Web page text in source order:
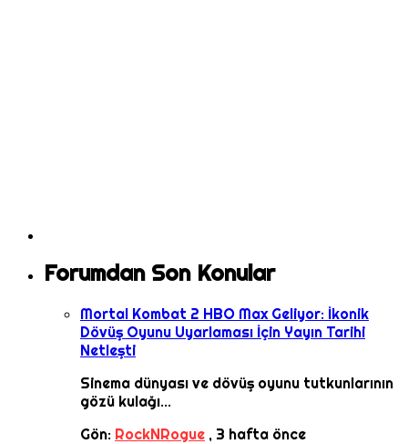
Forumdan Son Konular
Mortal Kombat 2 HBO Max Geliyor: İkonik
Dövüş Oyunu Uyarlaması İçin Yayın Tarihi
Netleşti
Sinema dünyası ve dövüş oyunu tutkunlarının
gözü kulağı...
Gön: RockNRogue , 3 hafta önce